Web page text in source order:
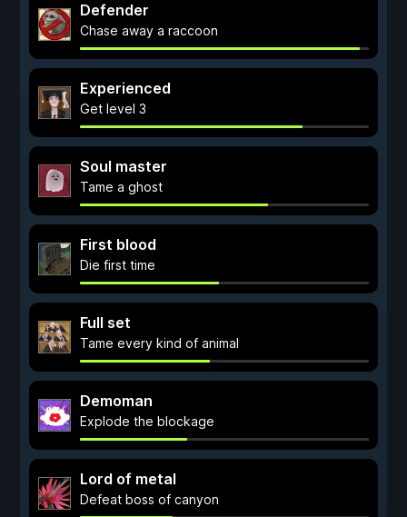
Defender
Chase away a raccoon
Experienced
Get level 3
Soul master
Tame a ghost
First blood
Die first time
Full set
Tame every kind of animal
Demoman
Explode the blockage
Lord of metal
Defeat boss of canyon